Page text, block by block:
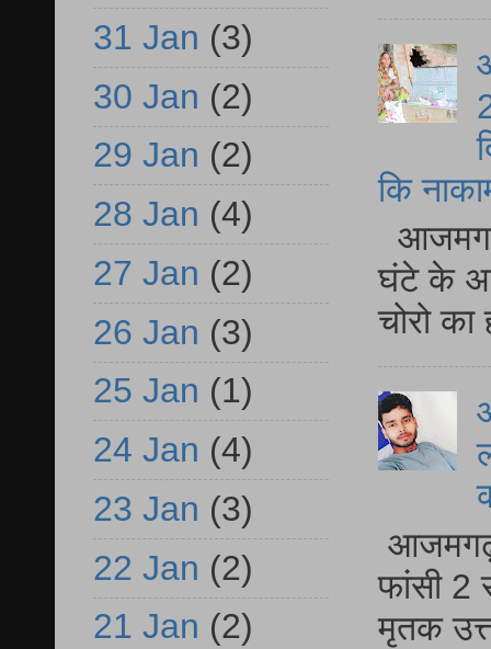
कि
घंटे के
चोरो
आजमगढ़
फांसी 2
मृतक
31 Jan (3)
30 Jan (2)
29 Jan (2)
28 Jan (4)
27 Jan (2)
26 Jan (3)
25 Jan (1)
24 Jan (4)
23 Jan (3)
22 Jan (2)
21 Jan (2)